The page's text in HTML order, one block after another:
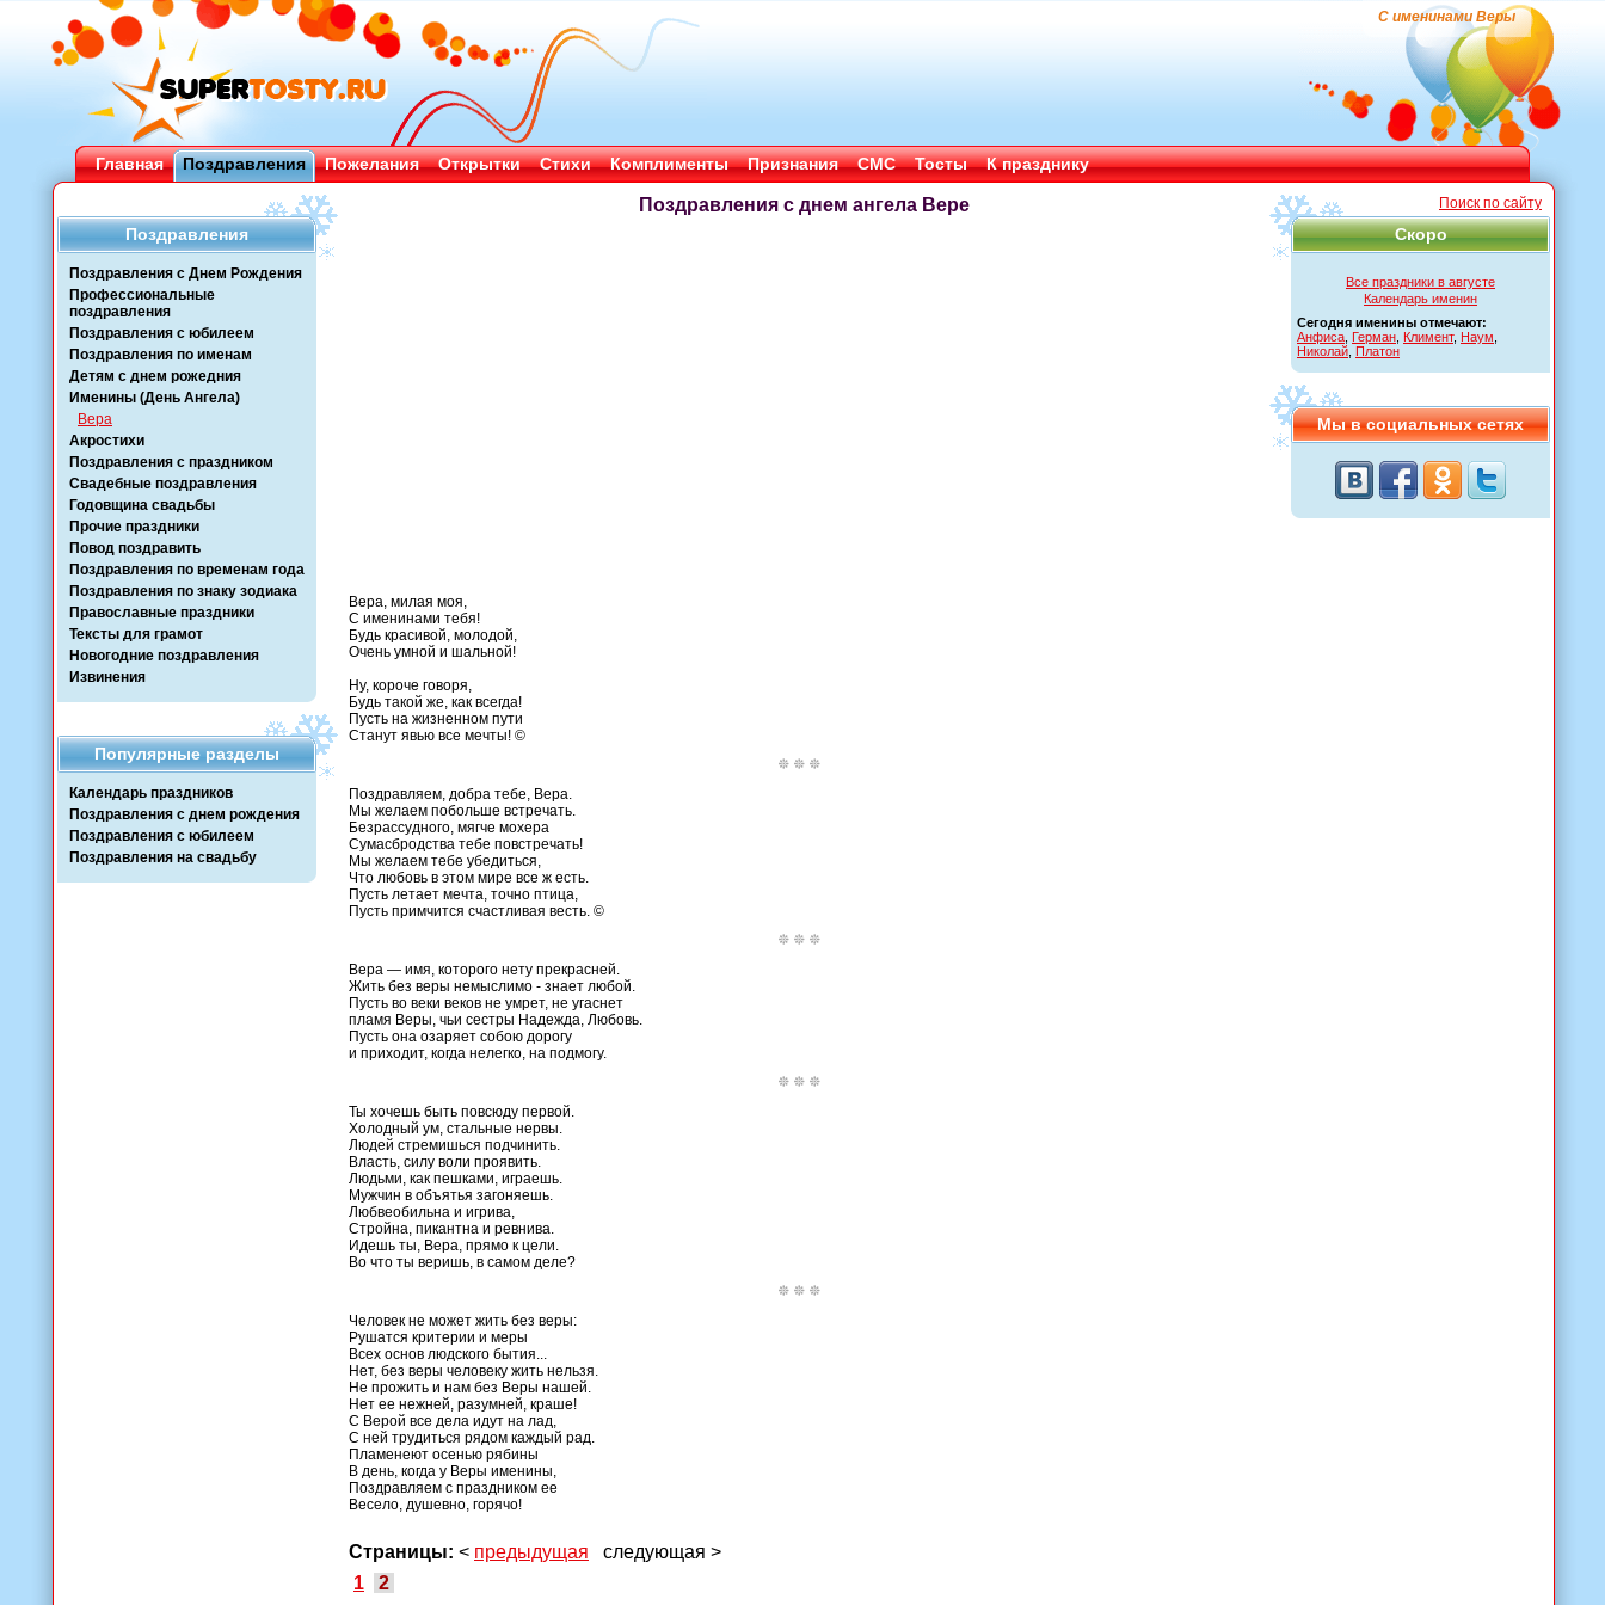
С именинами Веры
Главная Поздравления Пожелания Открытки Стихи Комплименты Признания СМС Тосты К празднику
Поздравления
Поздравления с Днем Рождения
Профессиональные
поздравления
Поздравления с юбилеем
Поздравления по именам
Детям с днем рожедния
Именины (День Ангела)
Вера
Акростихи
Поздравления с праздником
Свадебные поздравления
Годовщина свадьбы
Прочие праздники
Повод поздравить
Поздравления по временам года
Поздравления по знаку зодиака
Православные праздники
Тексты для грамот
Новогодние поздравления
Извинения
Популярные разделы
Календарь праздников
Поздравления с днем рождения
Поздравления с юбилеем
Поздравления на свадьбу
Поиск по сайту
Скоро
Все праздники в августе
Календарь именин
Сегодня именины отмечают:
Анфиса Герман Климент, Наум
Николай Платон
Мы в социальных сетях
Поздравления с днем ангела Вере
Вера, милая моя,
С именинами тебя!
Будь красивой, молодой,
Очень умной и шальной!
Ну, короче говоря,
Будь такой же, как всегда!
Пусть на жизненном пути
Станут явью все мечты! ©
Поздравляем, добра тебе, Вера.
Мы желаем побольше встречать.
Безрассудного, мягче мохера
Сумасбродства тебе повстречать!
Мы желаем тебе убедиться,
Что любовь в этом мире все ж есть.
Пусть летает мечта, точно птица,
Пусть примчится счастливая весть. ©
Вера — имя, которого нету прекрасней.
Жить без веры немыслимо - знает любой.
Пусть во веки веков не умрет, не угаснет
пламя Веры, чьи сестры Надежда, Любовь.
Пусть она озаряет собою дорогу
и приходит, когда нелегко, на подмогу.
Ты хочешь быть повсюду первой.
Холодный ум, стальные нервы.
Людей стремишься подчинить.
Власть, силу воли проявить.
Людьми, как пешками, играешь.
Мужчин в объятья загоняешь.
Любвеобильна и игрива,
Стройна, пикантна и ревнива.
Идешь ты, Вера, прямо к цели.
Во что ты веришь, в самом деле?
Человек не может жить без веры:
Рушатся критерии и меры
Всех основ людского бытия...
Нет, без веры человеку жить нельзя.
Не прожить и нам без Веры нашей.
Нет ее нежней, разумней, краше!
С Верой все дела идут на лад,
С ней трудиться рядом каждый рад.
Пламенеют осенью рябины
В день, когда у Веры именины,
Поздравляем с праздником ее
Весело, душевно, горячо!
Страницы: < предыдущая следующая >
1
2